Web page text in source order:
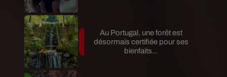
Au Portugal, une forêt est
désormais certifiée pour ses
bienfaits...